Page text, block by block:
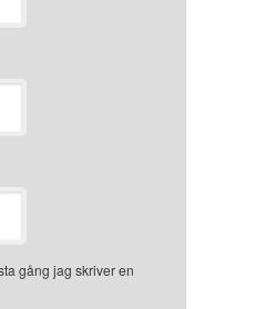
gång jag skriver en